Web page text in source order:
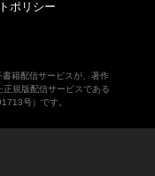
ポリシー
籍配信サービスが、著作
規版配信サービスである
号）です。